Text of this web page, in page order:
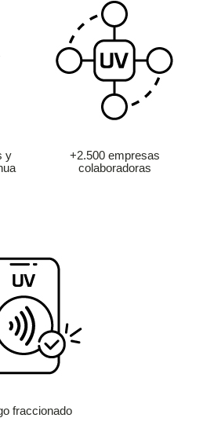
y
+2.500 empresas
colaboradoras
fraccionado